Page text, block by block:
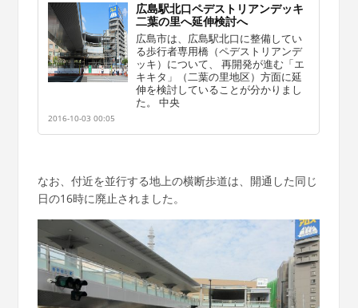
広島駅北口ペデストリアンデッキ
二葉の里へ延伸検討へ
広島市は、広島駅北口に整備してい
る歩行者専用橋（ペデストリアンデ
ッキ）について、 再開発が進む「エ
キキタ」（二葉の里地区）方面に延
伸を検討していることが分かりまし
た。 中央
2016-10-03 00:05
なお、付近を並行する地上の横断歩道は、開通した同じ
日の16時に廃止されました。